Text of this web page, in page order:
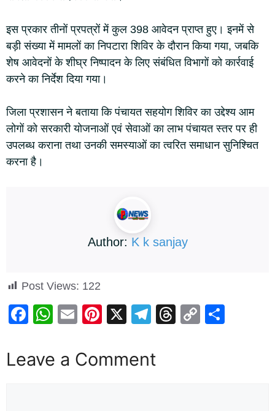
इस प्रकार तीनों प्रपत्रों में कुल 398 आवेदन प्राप्त हुए। इनमें से
बड़ी संख्या में मामलों का निपटारा शिविर के दौरान किया गया, जबकि
शेष आवेदनों के शीघ्र निष्पादन के लिए संबंधित विभागों को कार्रवाई
करने का निर्देश दिया गया।
जिला प्रशासन ने बताया कि पंचायत सहयोग शिविर का उद्देश्य आम
लोगों को सरकारी योजनाओं एवं सेवाओं का लाभ पंचायत स्तर पर ही
उपलब्ध कराना तथा उनकी समस्याओं का त्वरित समाधान सुनिश्चित
करना है।
Author: K k sanjay
Post Views: 122
F
c
e
W
at
s
E
ail
Pi
er
e
X
T
e
gr
T
C
Leave a Comment